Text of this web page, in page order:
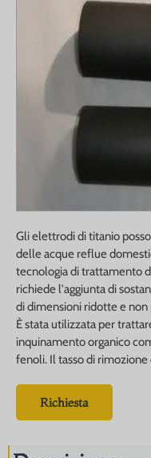
Gli elettrodi di titanio
delle acque reflue
tecnologia di trattamento
richiede l'aggiunta di
di dimensioni ridotte e
È stata utilizzata per
inquinamento organico
fenoli. Il tasso di
Richiesta